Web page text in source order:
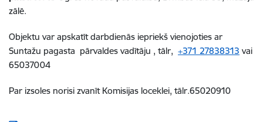
zālē.
Objektu var apskatīt darbdienās iepriekš vienojoties ar
Suntažu pagasta pārvaldes vadītāju , tālr, +371 27838313 vai
65037004
Par izsoles norisi zvanīt Komisijas loceklei, tālr.65020910